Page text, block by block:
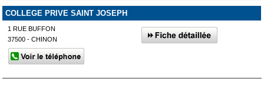
COLLEGE PRIVE SAINT JOSEPH
1 RUE BUFFON
37500 - CHINON